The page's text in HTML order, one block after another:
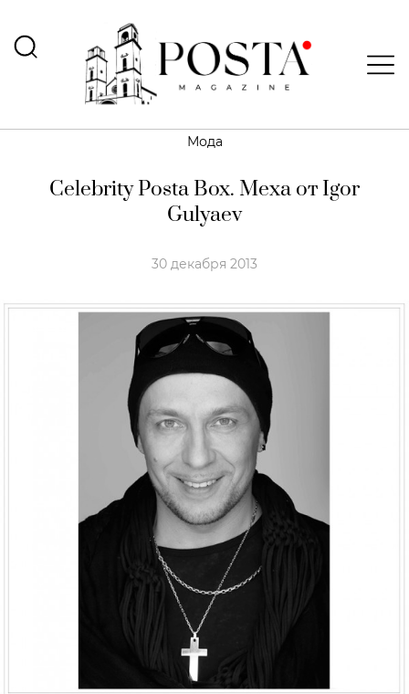
Мода
Celebrity Posta Box. Меха от Igor
Gulyaev
30 декабря 2013